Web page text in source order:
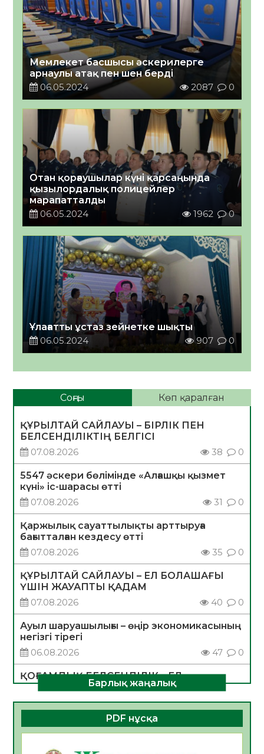
Мемлекет басшысы әскерилерге
арнаулы атақ пен шен берді
06.05.2024
2087 0
Отан қорғаушылар күні қарсаңында
қызылордалық полицейлер
марапатталды
06.05.2024
1962 0
Ұлағатты ұстаз зейнетке шықты
06.05.2024
907 0
Соңғы Көп қаралған
ҚҰРЫЛТАЙ САЙЛАУЫ – БІРЛІК ПЕН
БЕЛСЕНДІЛІКТІҢ БЕЛГІСІ
07.08.2026
38 0
5547 әскери бөлімінде «Алғашқы қызмет
күні» іс-шарасы өтті
07.08.2026
31 0
Қаржылық сауаттылықты арттыруға
бағытталған кездесу өтті
07.08.2026
35 0
ҚҰРЫЛТАЙ САЙЛАУЫ – ЕЛ БОЛАШАҒЫ
ҮШІН ЖАУАПТЫ ҚАДАМ
07.08.2026
40 0
Ауыл шаруашылығы – өңір экономикасының
негізгі тірегі
06.08.2026
47 0
ҚОҒАМДЫҚ БЕЛСЕНДІЛІК – ЕЛ
ДАМУЫНЫҢ НЕГІЗІ
06.08.2026
45 0
ҚҰРЫЛТАЙ САЙЛАУЫ – БОЛАШАҚҚА
Барлық жаңалық
PDF нұсқа